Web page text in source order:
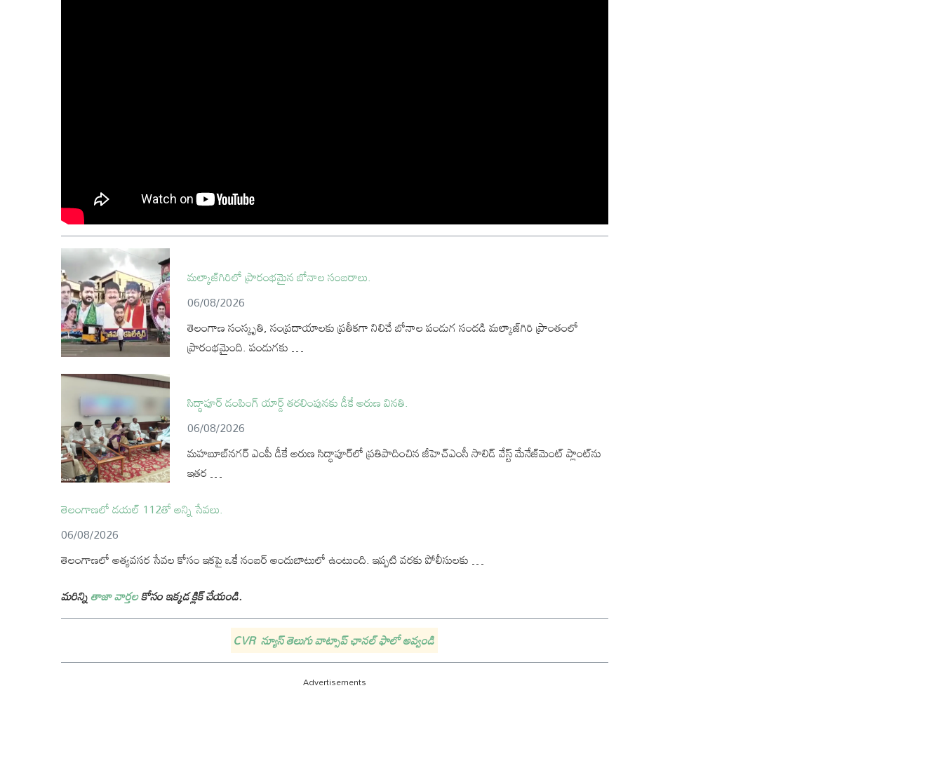
మల్కాజ్‌గిరిలో ప్రారంభమైన బోనాల సంబరాలు.
06/08/2026
తెలంగాణ సంస్కృతి, సంప్రదాయాలకు ప్రతీకగా నిలిచే బోనాల పండుగ సందడి మల్కాజ్‌గిరి ప్రాంతంలో
ప్రారంభమైంది. పండుగకు …
సిద్ధాపూర్ డంపింగ్ యార్డ్ తరలింపునకు డీకే అరుణ వినతి.
06/08/2026
మహబూబ్‌నగర్ ఎంపీ డీకే అరుణ సిద్ధాపూర్‌లో ప్రతిపాదించిన జీహెచ్‌ఎంసీ సాలిడ్ వేస్ట్ మేనేజ్‌మెంట్ ప్లాంట్‌ను
ఇతర …
తెలంగాణలో డయల్‌ 112తో అన్ని సేవలు.
06/08/2026
తెలంగాణలో అత్యవసర సేవల కోసం ఇకపై ఒకే నంబర్‌ అందుబాటులో ఉంటుంది. ఇప్పటి వరకు పోలీసులకు …
మరిన్నితాజా వార్తలకోసం ఇక్కడ క్లిక్ చేయండి.
CVR న్యూస్ తెలుగు వాట్సాప్ ఛానల్ ఫాలో అవ్వండి
Advertisements